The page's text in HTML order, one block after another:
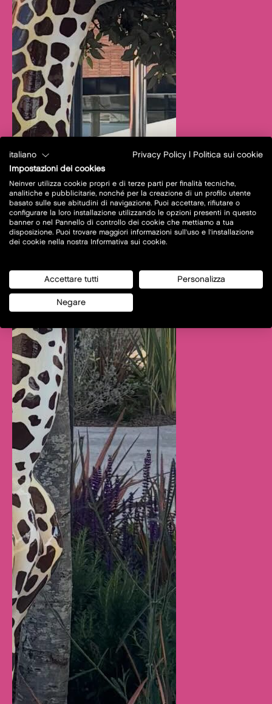
italiano Privacy Policy
Politica sui cookie
Impostazioni dei cookies
Neinver utilizza cookie propri e di terze parti per finalità tecniche,
analitiche e pubblicitarie, nonché per la creazione di un profilo utente
basato sulle sue abitudini di navigazione. Puoi accettare, rifiutare o
configurare la loro installazione utilizzando le opzioni presenti in questo
banner o nel Pannello di controllo dei cookie che mettiamo a tua
disposizione. Puoi trovare maggiori informazioni sull'uso e l'installazione
dei cookie nella nostra Informativa sui cookie.
Accettare tutti Personalizza
Negare